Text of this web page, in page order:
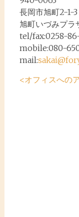
長岡市旭町2-1-3
旭町いづみプラ
tel/fax:0258-
mobile:080-
mail:
<オフィスへの